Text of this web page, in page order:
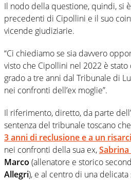
Il nodo della questione, quindi, si
precedenti di Cipollini e il suo
vicende giudiziarie.
“Ci chiediamo se sia davvero
visto che Cipollini nel 2022 è
grado a tre anni dal Tribunale di
nei confronti dell’ex moglie”.
Il riferimento, diretto, da parte
sentenza del tribunale toscano
3 anni di reclusione e a un
nei confronti della sua ex,
Marco (allenatore e storico
Allegri), e al centro di una